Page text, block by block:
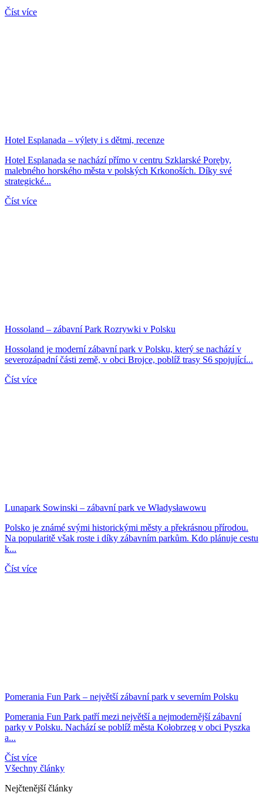
Číst více
Hotel Esplanada – výlety i s dětmi, recenze
Hotel Esplanada se nachází přímo v centru Szklarské Poręby,
malebného horského města v polských Krkonoších. Díky své
strategické...
Číst více
Hossoland – zábavní Park Rozrywki v Polsku
Hossoland je moderní zábavní park v Polsku, který se nachází v
severozápadní části země, v obci Brojce, poblíž trasy S6 spojující...
Číst více
Lunapark Sowinski – zábavní park ve Władysławowu
Polsko je známé svými historickými městy a překrásnou přírodou.
Na popularitě však roste i díky zábavním parkům. Kdo plánuje cestu
k...
Číst více
Pomerania Fun Park – největší zábavní park v severním Polsku
Pomerania Fun Park patří mezi největší a nejmodernější zábavní
parky v Polsku. Nachází se poblíž města Kołobrzeg v obci Pyszka
a...
Číst více
Všechny články
Nejčtenější články